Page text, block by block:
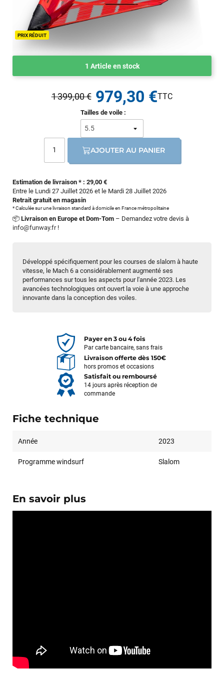
PRIX RÉDUIT
Développé spécifiquement pour les courses de slalom à haute
vitesse, le Mach 6 a considérablement augmenté ses
performances sur tous les aspects pour l'année 2023. Les
avancées technologiques ont ouvert la voie à une approche
innovante dans la conception des voiles.
1 Article en stock
Estimation de livraison * : 29,00 €
Entre le Lundi 27 Juillet 2026 et le Mardi 28 Juillet 2026
Retrait gratuit en magasin
* Calculée sur une livraison standard à domicile en France métropolitaine
📦 Livraison en Europe et Dom-Tom – Demandez votre devis à
info@funway.fr!
Tailles de voile :
1 399,00 € 979,30 €
AJOUTER AU PANIER
Payer en 3 ou 4 fois
Par carte bancaire, sans frais
Livraison offerte dès 150€
hors promos et occasions
Satisfait ou remboursé
14 jours après réception de
commande
Fiche technique
Année 2023
Programme windsurf Slalom
En savoir plus